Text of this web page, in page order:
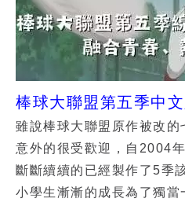
棒球大聯盟第五季中文
雖說棒球大聯盟原作被改的
意外的很受歡迎，自2004
斷斷續續的已經製作了5季
小學生漸漸的成長為了獨